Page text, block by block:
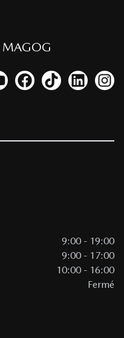
notre compte Twitter
vers notre chaîne
Lien vers notre page
Lien vers notre
Lien vers
Lien
9:00 - 19:00
9:00 - 17:00
10:00 - 16:00
Fermé